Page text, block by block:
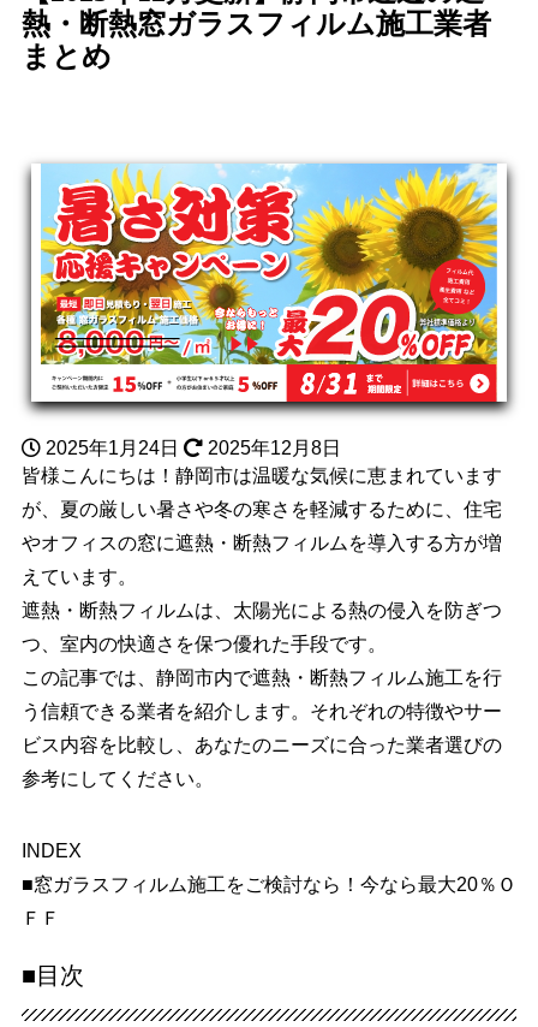
熱・断熱窓ガラスフィルム施工業者
まとめ
2025年1月24日
2025年12月8日
皆様こんにちは！静岡市は温暖な気候に恵まれています
が、夏の厳しい暑さや冬の寒さを軽減するために、住宅
やオフィスの窓に遮熱・断熱フィルムを導入する方が増
えています。
遮熱・断熱フィルムは、太陽光による熱の侵入を防ぎつ
つ、室内の快適さを保つ優れた手段です。
この記事では、静岡市内で遮熱・断熱フィルム施工を行
う信頼できる業者を紹介します。それぞれの特徴やサー
ビス内容を比較し、あなたのニーズに合った業者選びの
参考にしてください。
INDEX
■窓ガラスフィルム施工をご検討なら！今なら最大20％Ｏ
ＦＦ
■目次